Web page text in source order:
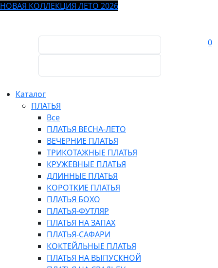
НОВАЯ КОЛЛЕКЦИЯ ЛЕТО 2026
0
Каталог
ПЛАТЬЯ
Все
ПЛАТЬЯ ВЕСНА-ЛЕТО
ВЕЧЕРНИЕ ПЛАТЬЯ
ТРИКОТАЖНЫЕ ПЛАТЬЯ
КРУЖЕВНЫЕ ПЛАТЬЯ
ДЛИННЫЕ ПЛАТЬЯ
КОРОТКИЕ ПЛАТЬЯ
ПЛАТЬЯ БОХО
ПЛАТЬЯ-ФУТЛЯР
ПЛАТЬЯ НА ЗАПАХ
ПЛАТЬЯ-САФАРИ
КОКТЕЙЛЬНЫЕ ПЛАТЬЯ
ПЛАТЬЯ НА ВЫПУСКНОЙ